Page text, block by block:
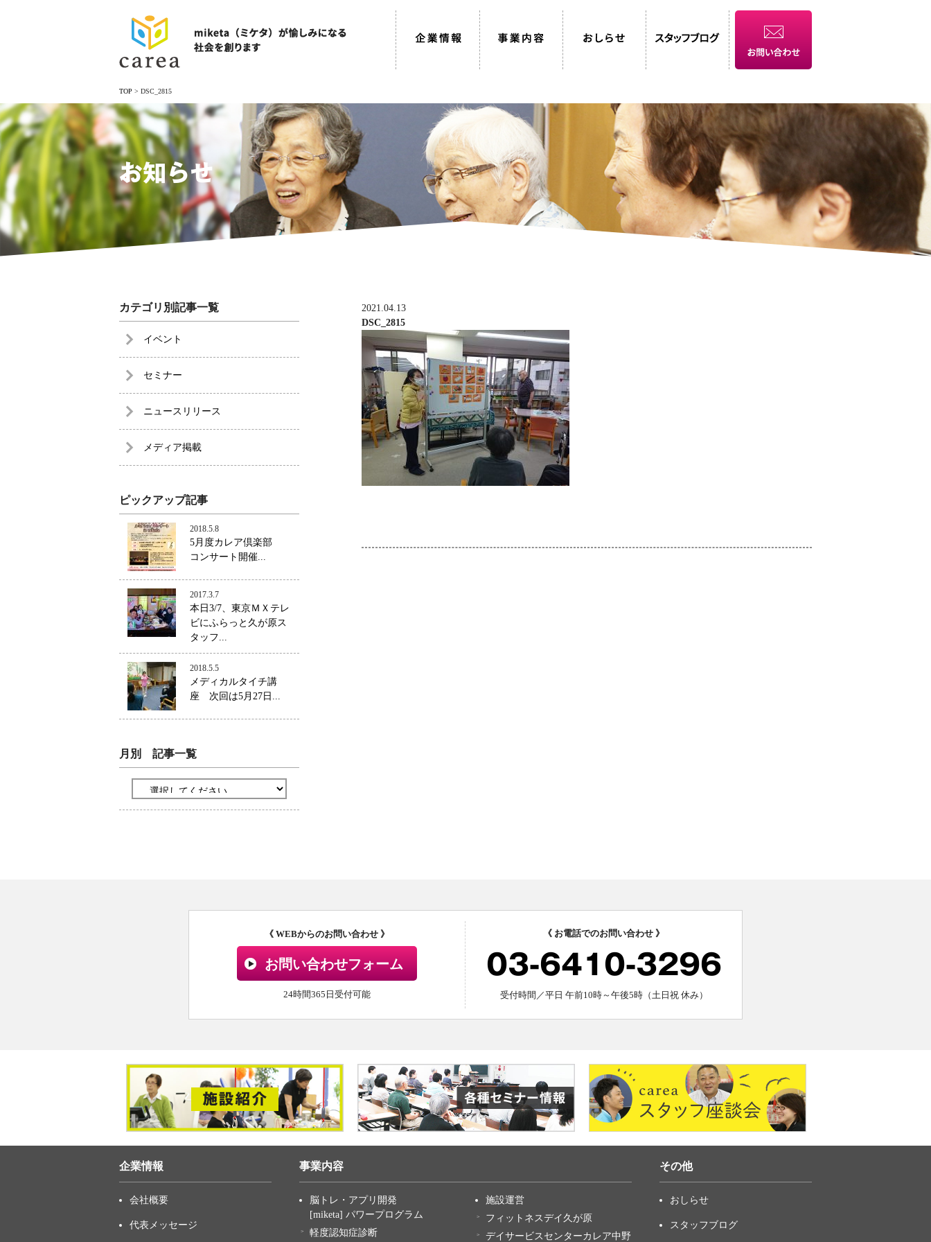
TOP > DSC_2815
お知らせ
2021.04.13
DSC_2815
カテゴリ別記事一覧
イベント
セミナー
ニュースリリース
メディア掲載
ピックアップ記事
2018.5.8
5月度カレア倶楽部
コンサート開催...
2017.3.7
本日3/7、東京ＭＸテレ
ビにふらっと久が原ス
タッフ...
2018.5.5
メディカルタイチ講
座 次回は5月27日...
月別 記事一覧
《 WEBからのお問い合わせ 》
お問い合わせフォーム
24時間365日受付可能
《 お電話でのお問い合わせ 》
03-6410-3296
受付時間／平日 午前10時～午後5時（土日祝 休み）
企業情報
会社概要
代表メッセージ
事業内容
脳トレ・アプリ開発
[miketa] パワープログラム
軽度認知症診断
施設運営
フィットネスデイ久が原
デイサービスセンターカレア中野
その他
おしらせ
スタッフブログ